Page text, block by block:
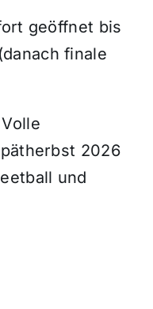
geöffnet bis
finale
Volle
2026
und